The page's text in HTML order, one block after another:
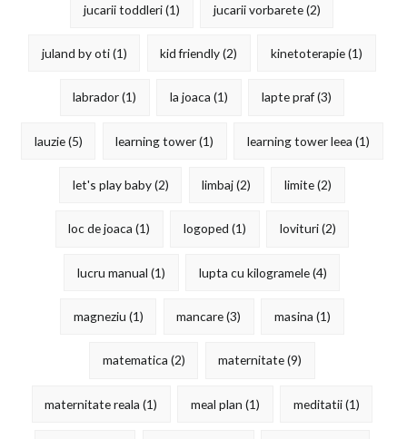
jucarii toddleri(1) jucarii vorbarete(2)
juland by oti(1) kid friendly(2) kinetoterapie(1)
labrador(1) la joaca (1) lapte praf(3)
lauzie(5) learning tower(1) learning tower leea (1)
let's play baby(2) limbaj(2) limite(2)
loc de joaca (1) logoped (1) lovituri(2)
lucru manual (1) lupta cu kilogramele(4)
magneziu (1) mancare(3) masina (1)
matematica (2) maternitate(9)
maternitate reala (1) meal plan (1) meditatii(1)